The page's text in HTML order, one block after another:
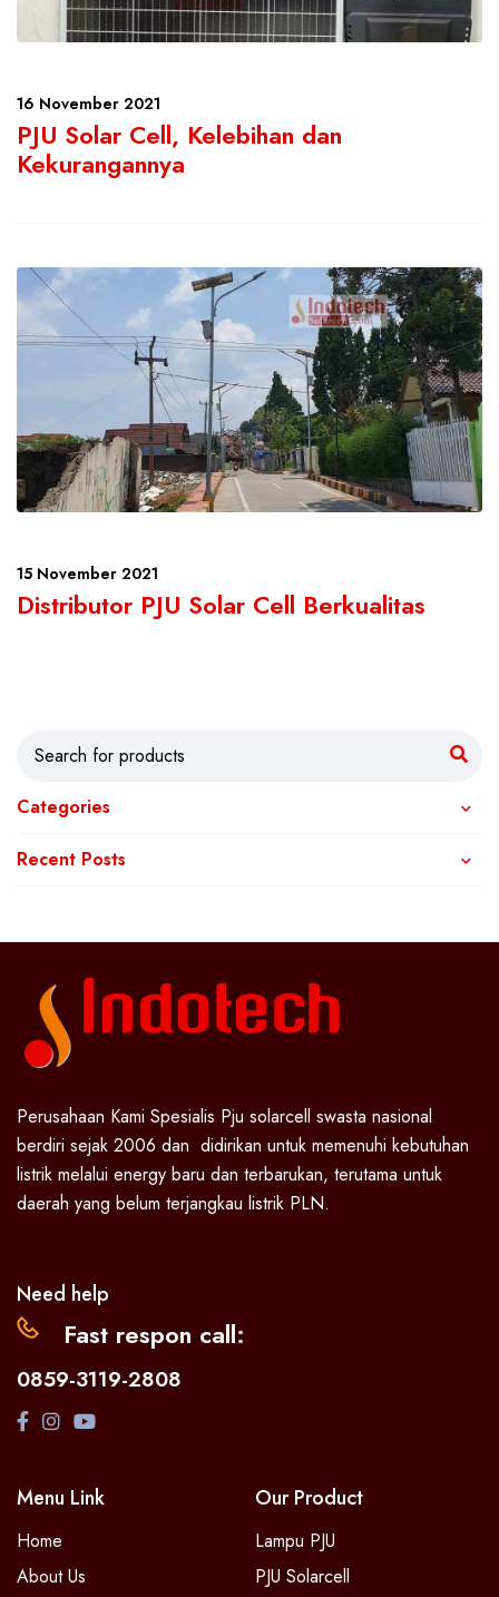
16 November 2021
PJU Solar Cell, Kelebihan dan
Kekurangannya
15 November 2021
Distributor PJU Solar Cell Berkualitas
Categories
Recent Posts
Perusahaan Kami Spesialis Pju solarcell swasta nasional
berdiri sejak 2006 dan didirikan untuk memenuhi kebutuhan
listrik melalui energy baru dan terbarukan, terutama untuk
daerah yang belum terjangkau listrik PLN.
Need help
Fast respon call:
0859-3119-2808
Menu Link
Home
About Us
Our Product
Lampu PJU
PJU Solarcell